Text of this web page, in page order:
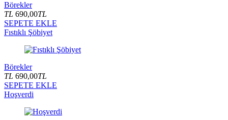
Börekler
TL 690,00TL
SEPETE EKLE
Fıstıklı Şöbiyet
Börekler
TL 690,00TL
SEPETE EKLE
Hoşverdi